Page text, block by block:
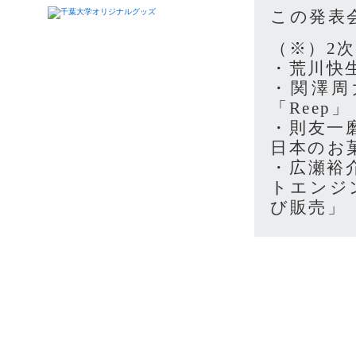
この発表
（※）2
・荒川
・関澤
「Reep」
・則友
日本のお
・広瀬
トエンジ
び販売」